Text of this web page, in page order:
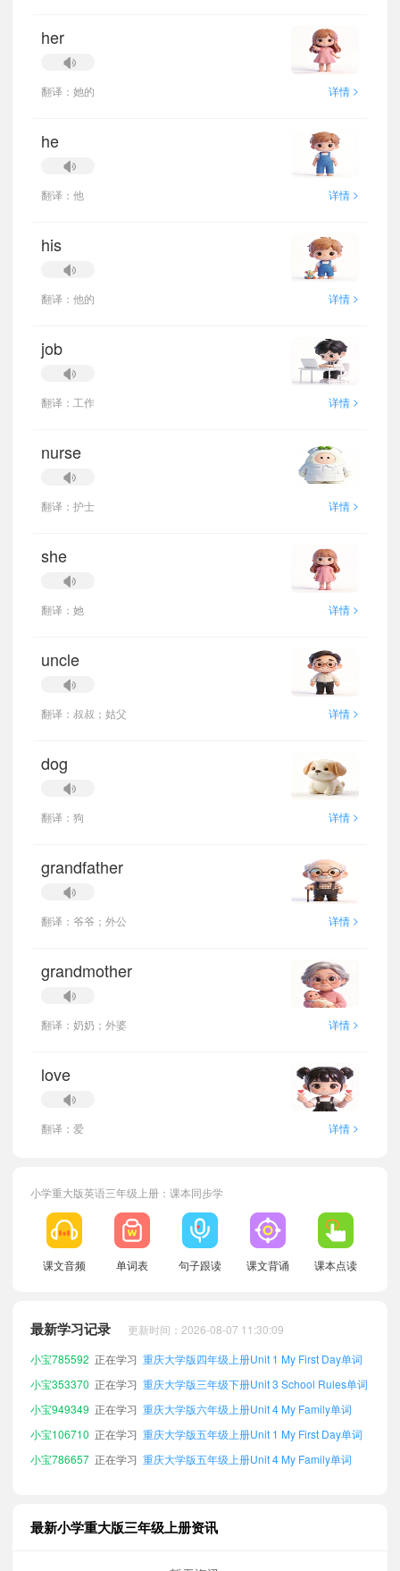
her
翻译：她的 详情 >
he
翻译：他 详情 >
his
翻译：他的 详情 >
job
翻译：工作 详情 >
nurse
翻译：护士 详情 >
she
翻译：她 详情 >
uncle
翻译：叔叔；姑父 详情 >
dog
翻译：狗 详情 >
grandfather
翻译：爷爷；外公 详情 >
grandmother
翻译：奶奶；外婆 详情 >
love
翻译：爱 详情 >
小学重大版英语三年级上册：课本同步学
课文音频 单词表 句子跟读 课文背诵 课本点读
最新学习记录 更新时间：2026-08-07 11:30:09
小宝404431 正在学习 重庆大学版四年级下册Unit 3 School Rules单词
小宝785592 正在学习 重庆大学版四年级上册Unit 1 My First Day单词
小宝353370 正在学习 重庆大学版三年级下册Unit 3 School Rules单词
小宝949349 正在学习 重庆大学版六年级上册Unit 4 My Family单词
小宝106710 正在学习 重庆大学版五年级上册Unit 1 My First Day单词
小宝786657 正在学习 重庆大学版五年级上册Unit 4 My Family单词
小宝319910 正在学习 重庆大学版三年级下册Unit 1 My First Day单词
最新小学重大版三年级上册资讯